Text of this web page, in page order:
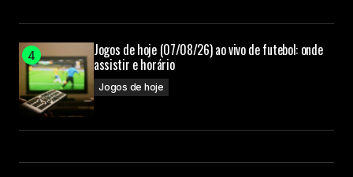
Jogos de hoje (07/08/26) ao vivo de futebol: onde
assistir e horário
Jogos de hoje